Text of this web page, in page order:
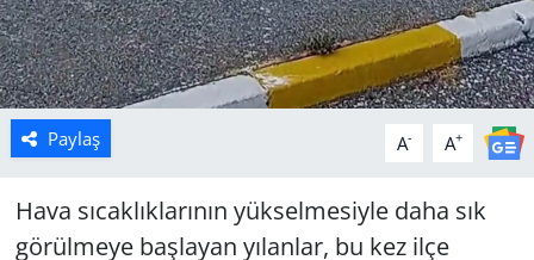
Paylaş A- A+
Hava sıcaklıklarının yükselmesiyle daha sık
görülmeye başlayan yılanlar, bu kez ilçe